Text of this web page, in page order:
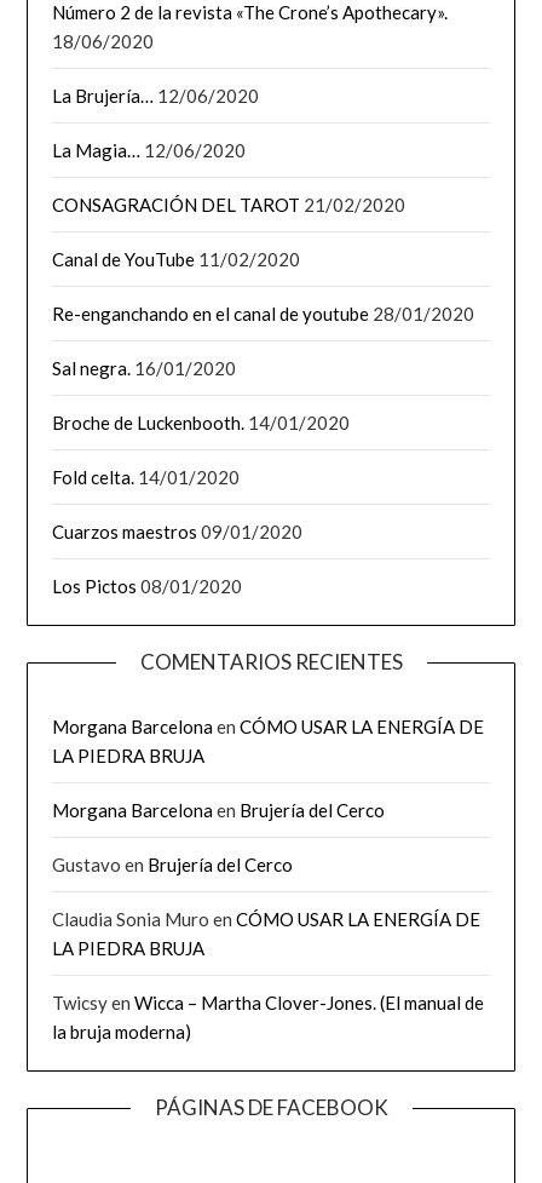
Número 2 de la revista «The Crone’s Apothecary».
18/06/2020
La Brujería… 12/06/2020
La Magia… 12/06/2020
CONSAGRACIÓN DEL TAROT 21/02/2020
Canal de YouTube 11/02/2020
Re-enganchando en el canal de youtube 28/01/2020
Sal negra. 16/01/2020
Broche de Luckenbooth. 14/01/2020
Fold celta. 14/01/2020
Cuarzos maestros 09/01/2020
Los Pictos 08/01/2020
COMENTARIOS RECIENTES
Morgana BarcelonaenCÓMO USAR LA ENERGÍA DE
LA PIEDRA BRUJA
Morgana Barcelonaen Brujería del Cerco
Gustavo en Brujería del Cerco
Claudia Sonia Muro enCÓMO USAR LA ENERGÍA DE
LA PIEDRA BRUJA
TwicsyenWicca – Martha Clover-Jones. (El manual de
la bruja moderna)
PÁGINAS DE FACEBOOK